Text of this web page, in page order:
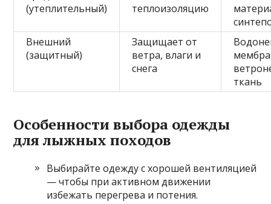
(утеплительный)
теплоизоляцию
Внешний
(защитный)
Защищает от
ветра, влаги и
снега
ткань
Особенности выбора одежды
для лыжных походов
Выбирайте одежду с хорошей вентиляцией
— чтобы при активном движении
избежать перегрева и потения.